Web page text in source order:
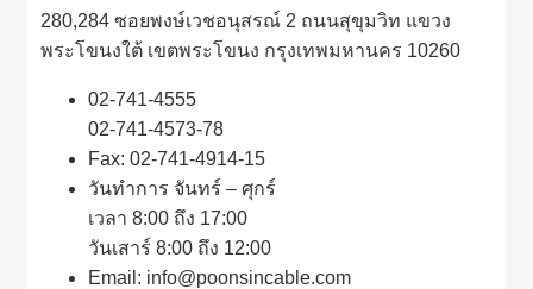
280,284 ซอยพงษ์เวชอนุสรณ์ 2 ถนนสุขุมวิท แขวง
พระโขนงใต้ เขตพระโขนง กรุงเทพมหานคร 10260
02-741-4555
02-741-4573-78
Fax: 02-741-4914-15
วันทำการ จันทร์ – ศุกร์
เวลา 8:00 ถึง 17:00
วันเสาร์ 8:00 ถึง 12:00
Email: info@poonsincable.com